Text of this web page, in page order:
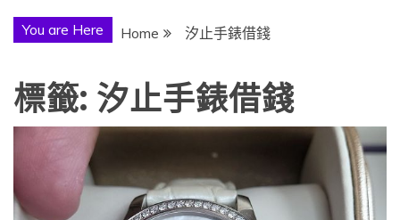
You are Here Home 汐止手錶借錢
標籤: 汐止手錶借錢